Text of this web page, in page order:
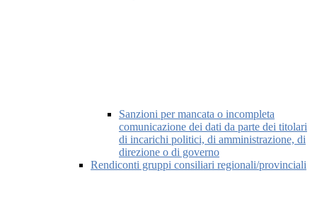
Sanzioni per mancata o incompleta
comunicazione dei dati da parte dei titolari
di incarichi politici, di amministrazione, di
direzione o di governo
Rendiconti gruppi consiliari regionali/provinciali